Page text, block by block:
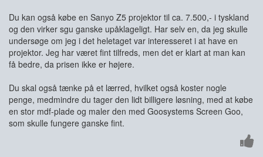
Du kan også købe en Sanyo Z5 projektor til ca. 7.500,- i tyskland
og den virker sgu ganske upåklageligt. Har selv en, da jeg skulle
undersøge om jeg i det heletaget var interesseret i at have en
projektor. Jeg har været fint tilfreds, men det er klart at man kan
få bedre, da prisen ikke er højere.
Du skal også tænke på et lærred, hvilket også koster nogle
penge, medmindre du tager den lidt billigere løsning, med at købe
en stor mdf-plade og maler den med Goosystems Screen Goo,
som skulle fungere ganske fint.